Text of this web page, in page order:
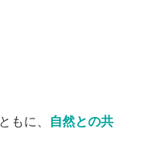
もに、 自然との共